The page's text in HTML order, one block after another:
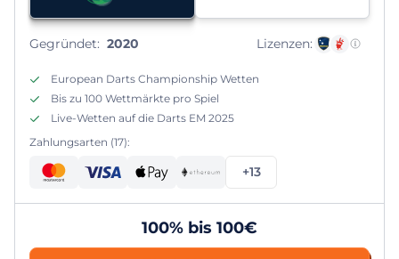
Gegründet: 2020 Lizenzen:
European Darts Championship Wetten
Bis zu 100 Wettmärkte pro Spiel
Live-Wetten auf die Darts EM 2025
Zahlungsarten (17):
+13
100% bis 100€